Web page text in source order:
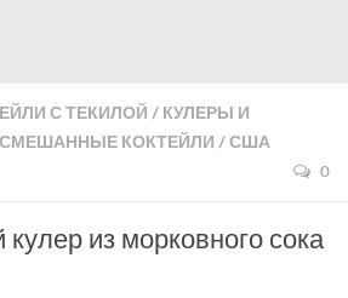
С ТЕКИЛОЙ / КУЛЕРЫ И
СМЕШАННЫЕ КОКТЕЙЛИ /США
0
из морковного сока